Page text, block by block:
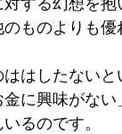
する幻想を
ものよりも優
はしたない
に興味がな
るのです。